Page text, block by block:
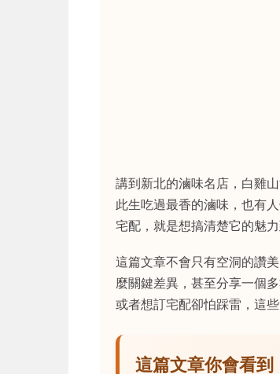
講到新北的滷味名店，白雞
此生吃過最香的滷味，也有
宅配，就是想搞清楚它的魅
這篇文章不會只有空洞的讚
麼關鍵差異，甚至分享一個
或者想訂宅配卻怕踩雷，這
這篇文章你會看到